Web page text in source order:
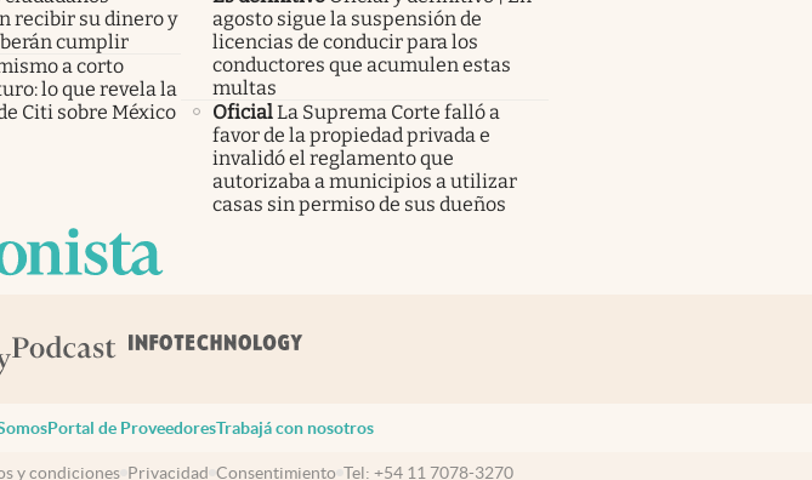
recibir su dinero y
cumplir
a corto
lo que revela la
Citi sobre México
agosto sigue la suspensión de
licencias de conducir para los
conductores que acumulen estas
multas
OficialLa Suprema Corte falló a
favor de la propiedad privada e
invalidó el reglamento que
autorizaba a municipios a utilizar
casas sin permiso de sus dueños
Portal de ProveedoresTrabajá con nosotros
y condiciones Privacidad Consentimiento Tel: +54 11 7078-3270